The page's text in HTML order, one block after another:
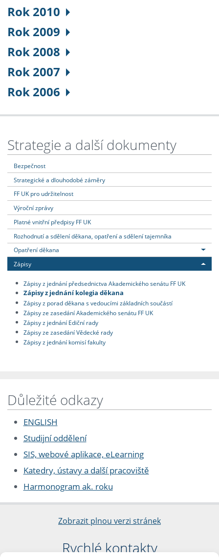
Rok 2010
Rok 2009
Rok 2008
Rok 2007
Rok 2006
Strategie a další dokumenty
Bezpečnost
Strategické a dlouhodobé záměry
FF UK pro udržitelnost
Výroční zprávy
Platné vnitřní předpisy FF UK
Rozhodnutí a sdělení děkana, opatření a sdělení tajemníka
Opatření děkana
Zápisy
Zápisy z jednání předsednictva Akademického senátu FF UK
Zápisy z jednání kolegia děkana
Zápisy z porad děkana s vedoucími základních součástí
Zápisy ze zasedání Akademického senátu FF UK
Zápisy z jednání Ediční rady
Zápisy ze zasedání Vědecké rady
Zápisy z jednání komisí fakulty
Důležité odkazy
ENGLISH
Studijní oddělení
SIS, webové aplikace, eLearning
Katedry, ústavy a další pracoviště
Harmonogram ak. roku
Zobrazit plnou verzi stránek
Rychlé kontakty